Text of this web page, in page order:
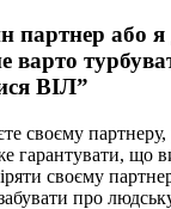
партнер або я
варто
ВІЛ”
своєму партнеру,
гарантувати, що
своєму
про